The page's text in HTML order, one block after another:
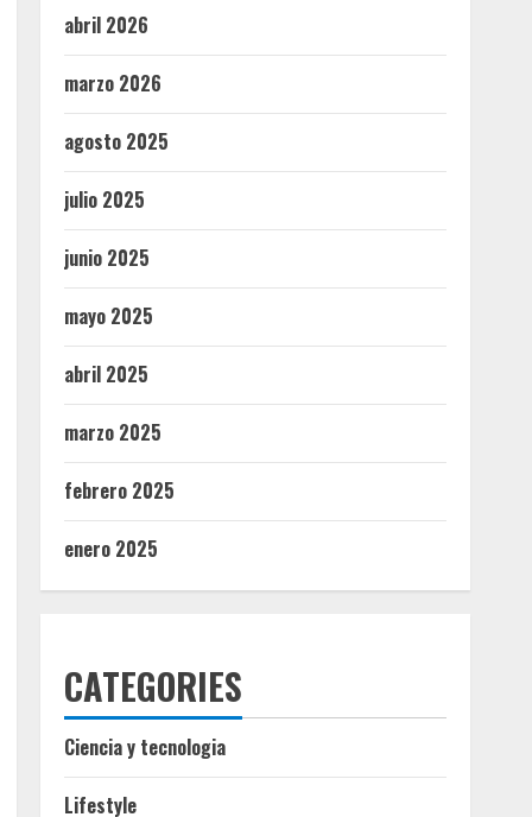
abril 2026
marzo 2026
agosto 2025
julio 2025
junio 2025
mayo 2025
abril 2025
marzo 2025
febrero 2025
enero 2025
CATEGORIES
Ciencia y tecnologia
Lifestyle